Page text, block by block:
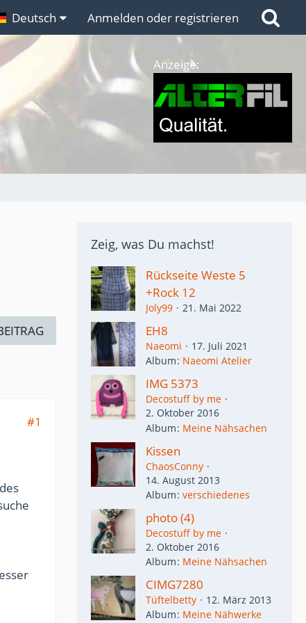
Links
Deutsch Anmelden oder registrieren
Anzeige:
#1
Zeig, was Du machst!
Rückseite Weste 5
+Rock 12
Joly99 21. Mai 2022
EH8
Naeomi
17. Juli 2021
Album Naeomi Atelier
IMG 5373
Decostuff by me
2. Oktober 2016
Album Meine Nähsachen
Kissen
ChaosConny
14. August 2013
Album verschiedenes
photo (4)
Decostuff by me
2. Oktober 2016
Album Meine Nähsachen
CIMG7280
Tüftelbetty
12. März 2013
Album Meine Nähwerke